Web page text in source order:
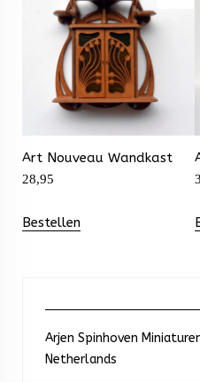
Art Nouveau Wandkast
28,95
Bestellen
Arjen Spinhoven
Netherlands